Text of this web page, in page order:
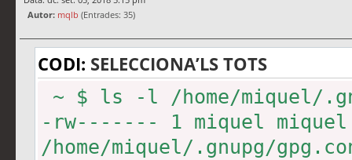
Autor: mqlb (Entrades: 35)
CODI: SELECCIONA’LS TOTS
~ $ ls -l /home/miquel/
-rw------- 1 miquel miquel
/home/miquel/.gnupg/